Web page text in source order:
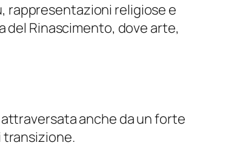
rappresentazioni religiose e
del Rinascimento, dove arte,
attraversata anche da un forte
transizione.